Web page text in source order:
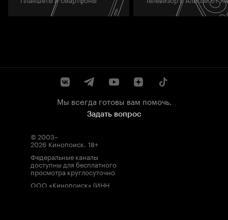
Мы всегда готовы вам помочь.
Задать вопрос
© 2003–
2026 Кинопоиск 18+
Федеральные каналы
доступны для бесплатного
просмотра круглосуточно
ООО «Кинопоиск» (ИНН